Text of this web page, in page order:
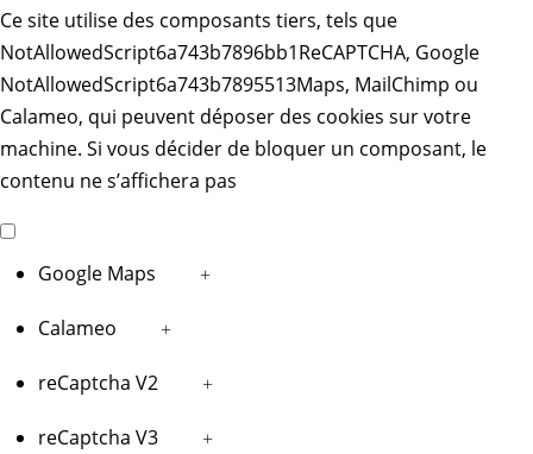
Ce site utilise des composants tiers, tels que
NotAllowedScript6a743b7896bb1ReCAPTCHA, Google
NotAllowedScript6a743b7895513Maps, MailChimp ou
Calameo, qui peuvent déposer des cookies sur votre
machine. Si vous décider de bloquer un composant, le
contenu ne s’affichera pas
Google Maps +
Calameo +
reCaptcha V2 +
reCaptcha V3 +